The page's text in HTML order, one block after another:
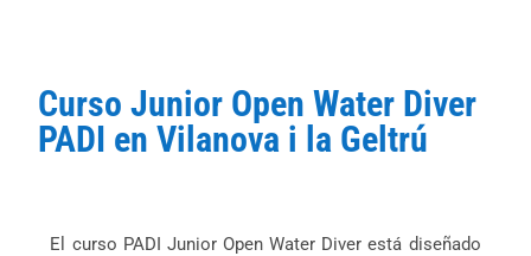
Curso Junior Open Water Diver
PADI en Vilanova i la Geltrú
El curso PADI Junior Open Water Diver está diseñado